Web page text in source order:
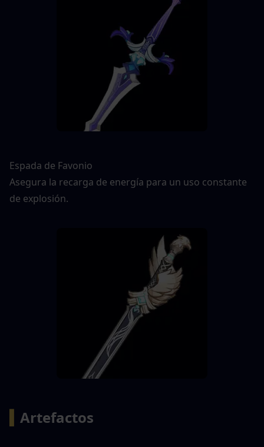
Espada de Favonio
Asegura la recarga de energía para un uso constante
de explosión.
Artefactos